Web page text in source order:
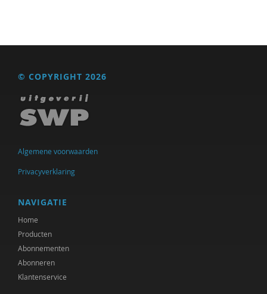
Floor Basten
Lisette Bastiaansen
Vivianne Baur
Krijn van Beek
Adriaan Bekman
Kunneman)
Deirdre Beneken genaamd Kolmer
Jessica Benjamin
© COPYRIGHT 2026
Algemene voorwaarden
Privacyverklaring
NAVIGATIE
Home
Producten
Abonnementen
Abonneren
Klantenservice